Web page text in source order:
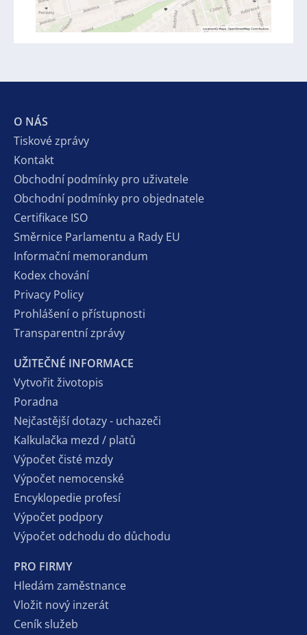
O NÁS
Tiskové zprávy
Kontakt
Obchodní podmínky pro uživatele
Obchodní podmínky pro objednatele
Certifikace ISO
Směrnice Parlamentu a Rady EU
Informační memorandum
Kodex chování
Privacy Policy
Prohlášení o přístupnosti
Transparentní zprávy
UŽITEČNÉ INFORMACE
Vytvořit životopis
Poradna
Nejčastější dotazy - uchazeči
Kalkulačka mezd / platů
Výpočet čisté mzdy
Výpočet nemocenské
Encyklopedie profesí
Výpočet podpory
Výpočet odchodu do důchodu
PRO FIRMY
Hledám zaměstnance
Vložit nový inzerát
Ceník služeb